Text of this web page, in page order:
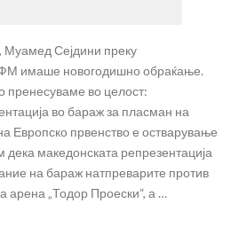
Сејдини преку
имаше новогодишно обраќање.
пренесуваме во целост:
во бараж за пласман на
Европско првенство е остварување
дека македонската репрезентација
на бараж натпреварите против
арена „Тодор Проески“, а …